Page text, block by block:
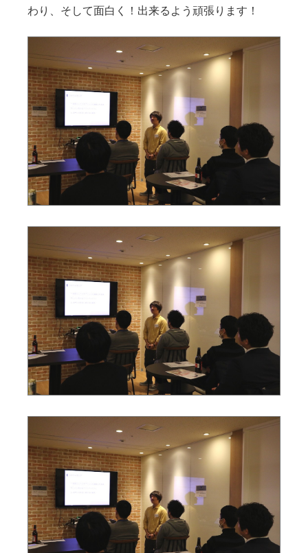
わり、そして面白く！出来るよう頑張ります！